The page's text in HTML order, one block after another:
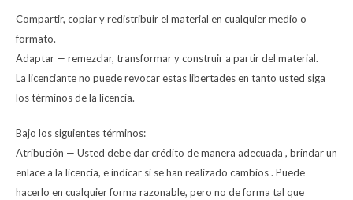
Compartir, copiar y redistribuir el material en cualquier medio o
formato.
Adaptar — remezclar, transformar y construir a partir del material.
La licenciante no puede revocar estas libertades en tanto usted siga
los términos de la licencia.
Bajo los siguientes términos:
Atribución — Usted debe dar crédito de manera adecuada , brindar un
enlace a la licencia, e indicar si se han realizado cambios . Puede
hacerlo en cualquier forma razonable, pero no de forma tal que